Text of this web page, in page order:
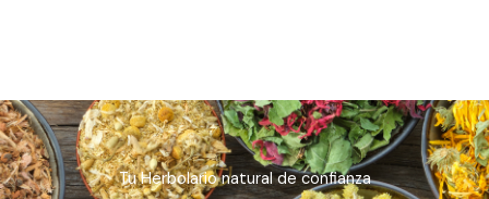
Tu Herbolario natural de confianza